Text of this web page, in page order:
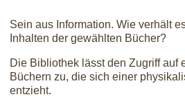
Sein aus Information. Wie verhält
Inhalten der gewählten Bücher?
Die Bibliothek lässt den Zugriff auf
Büchern zu, die sich einer
entzieht.